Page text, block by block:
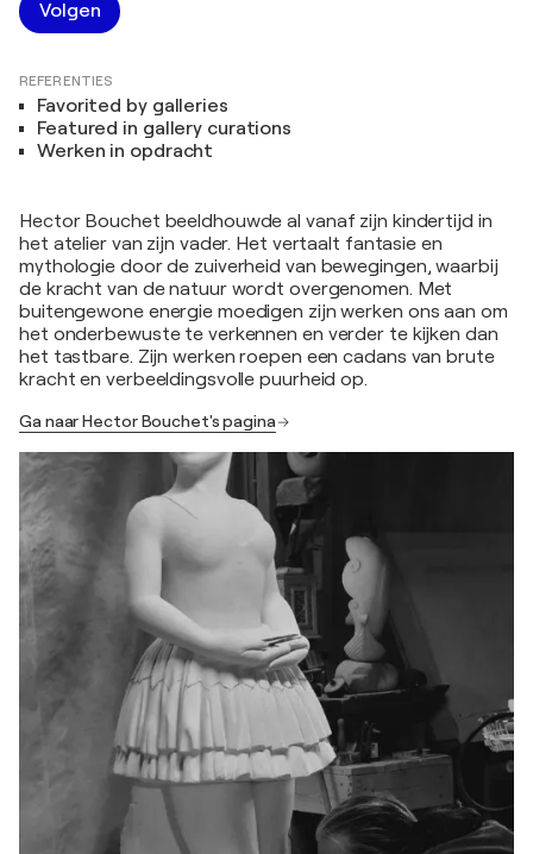
Volgen
REFERENTIES
Favorited by galleries
Featured in gallery curations
Werken in opdracht
Hector Bouchet beeldhouwde al vanaf zijn kindertijd in
het atelier van zijn vader. Het vertaalt fantasie en
mythologie door de zuiverheid van bewegingen, waarbij
de kracht van de natuur wordt overgenomen. Met
buitengewone energie moedigen zijn werken ons aan om
het onderbewuste te verkennen en verder te kijken dan
het tastbare. Zijn werken roepen een cadans van brute
kracht en verbeeldingsvolle puurheid op.
Ga naar Hector Bouchet's pagina